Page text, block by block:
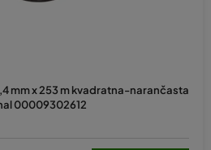
mm x 253 m kvadratna-narančasta
00009302612